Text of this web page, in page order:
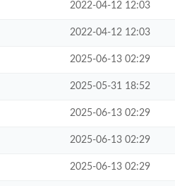
2022-04-12 12:03
2022-04-12 12:03
2025-06-13 02:29
2025-05-31 18:52
2025-06-13 02:29
2025-06-13 02:29
2025-06-13 02:29